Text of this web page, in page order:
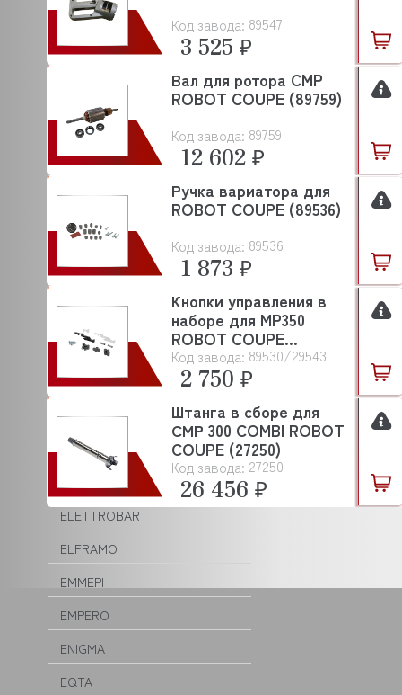
DANLER
DANUBE
DE VECCHI
DEBAG
DOMINATOR
DRY AGER
DYNAMIC
EKSI
ELECTROLUX (ZANUSSI)
ELETTROBAR
ELFRAMO
EMMEPI
EMPERO
ENIGMA
EQTA
Код завода: 89547
3 525 ₽
Код завода: 89759
Вал для ротора CMP
ROBOT COUPE (89759)
12 602 ₽
Код завода: 89536
Ручка вариатора для
ROBOT COUPE (89536)
1 873 ₽
Код завода: 89530/29543
Кнопки управления в
наборе для MP350
ROBOT COUPE
(89530/29543)
2 750 ₽
Код завода: 27250
Штанга в сборе для
СМР 300 COMBI ROBOT
COUPE (27250)
26 456 ₽